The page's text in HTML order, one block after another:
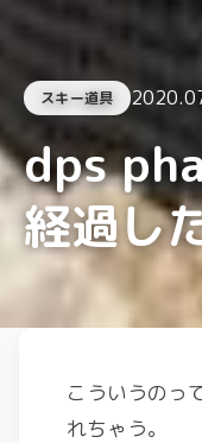
スキー道具
dps
経過し
こういうのっ
れちゃう。